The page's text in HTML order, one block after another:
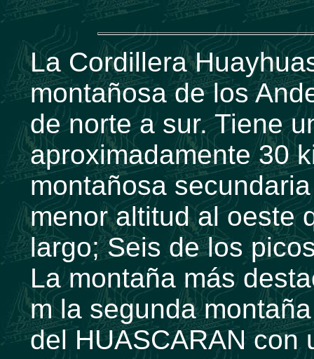
La Cordillera
montañosa de los
de norte a sur. Tiene
aproximadamente 30
montañosa
menor altitud al oeste
largo; Seis de los
La montaña más
m la segunda
del HUASCARAN con